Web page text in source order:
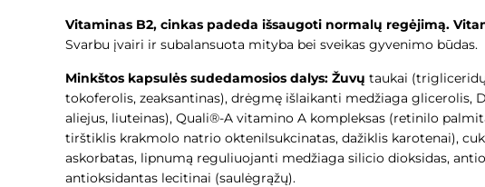
Vitaminas B2, cinkas padeda išsaugoti normalų regėjimą.
Svarbu įvairi ir subalansuota mityba bei sveikas gyvenimo būdas.
Minkštos kapsulės sudedamosios dalys: Žuvų taukai
tokoferolis, zeaksantinas), drėgmę išlaikanti medžiaga glicerolis,
aliejus, liuteinas), Quali®-A vitamino A kompleksas (retinilo
tirštiklis krakmolo natrio oktenilsukcinatas, dažiklis karotenai),
askorbatas, lipnumą reguliuojanti medžiaga silicio dioksidas,
antioksidantas lecitinai (saulėgrąžų).